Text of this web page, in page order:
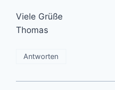
Viele Grüße
Thomas
Antworten